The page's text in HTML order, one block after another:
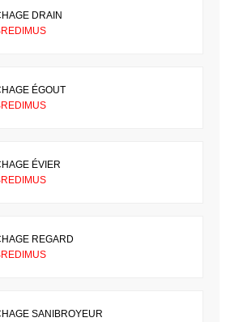
DRAIN
ÉGOUT
ÉVIER
REGARD
SANIBROYEUR